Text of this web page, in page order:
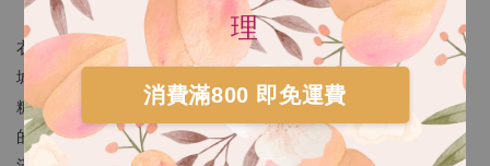
理
消費滿800 即免運費
HARIO V60 02樹脂 灰白手沖咖啡壺組 VCSD-
02-PGR
NT$ 550
+
衣索比亞水洗的柔和果酸與甜感層層展開，如愛河緩緩流過
城市，陪你細細品味生活的溫柔步調。「雞蛋花、柑橘軟
糖、檸檬紅茶；餘韻細緻；當地風土天然菌種孕蘊香氣細緻
的水洗豆款。」冰沖果汁感豐富，熱沖香氣宜人，花果香滿